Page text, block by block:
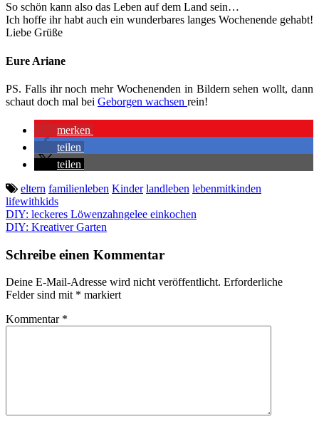
So schön kann also das Leben auf dem Land sein…
Ich hoffe ihr habt auch ein wunderbares langes Wochenende gehabt!
Liebe Grüße
Eure Ariane
PS. Falls ihr noch mehr Wochenenden in Bildern sehen wollt, dann
schaut doch mal bei Geborgen wachsen rein!
merken
teilen
teilen
eltern familienleben Kinder landleben lebenmitkinden
lifewithkids
Beitragsnavigation
DIY: leckeres Löwenzahngelee einkochen
DIY: Kreativer Garten
Schreibe einen Kommentar
Deine E-Mail-Adresse wird nicht veröffentlicht. Erforderliche
Felder sind mit * markiert
Kommentar *